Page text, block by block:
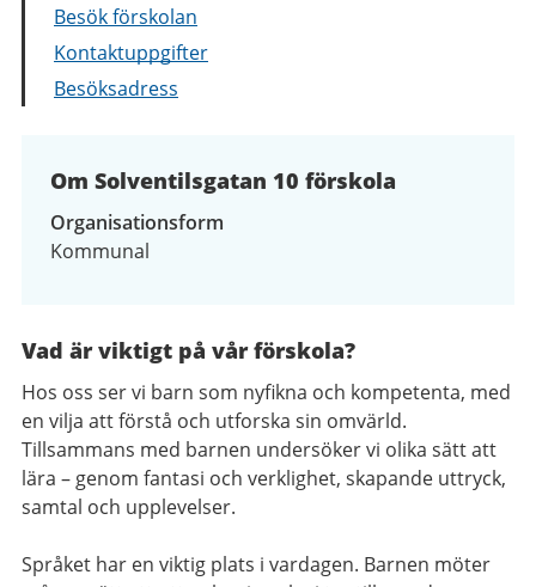
Besök förskolan
Kontaktuppgifter
Besöksadress
Om Solventilsgatan 10 förskola
Organisationsform
Kommunal
Vad är viktigt på vår förskola?
Hos oss ser vi barn som nyfikna och kompetenta, med
en vilja att förstå och utforska sin omvärld.
Tillsammans med barnen undersöker vi olika sätt att
lära – genom fantasi och verklighet, skapande uttryck,
samtal och upplevelser.
Språket har en viktig plats i vardagen. Barnen möter